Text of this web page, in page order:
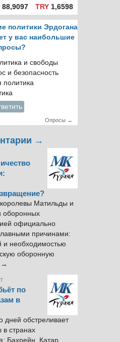
88,9097 TRY1,6598
политики Эрдогана
у вас наибольшие
и свободы
и безопасность
политика
Опросы →
→
королевы Матильды и
оборонных
официально
причинами:
и необходимостью
оборонную
→
по
в
дней обстреливает
в странах
Бахрейн, Катар,